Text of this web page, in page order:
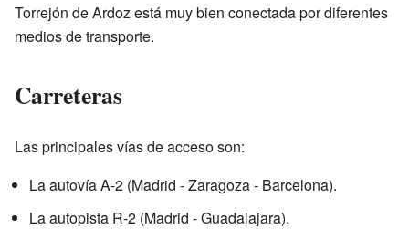
Torrejón de Ardoz está muy bien conectada por diferentes
medios de transporte.
Carreteras
Las principales vías de acceso son:
La autovía A-2 (Madrid - Zaragoza - Barcelona).
La autopista R-2 (Madrid - Guadalajara).